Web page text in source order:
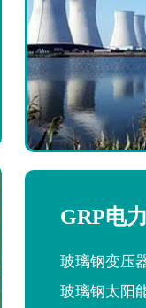
GRP电
玻璃钢变压
玻璃钢太阳